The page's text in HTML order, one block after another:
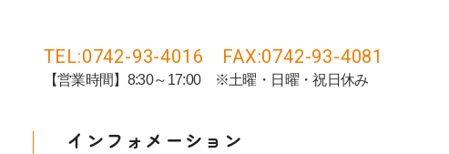
TEL:0742-93-4016 FAX:0742-93-4081
【営業時間】8:30～17:00 ※土曜・日曜・祝日休み
インフォメーション